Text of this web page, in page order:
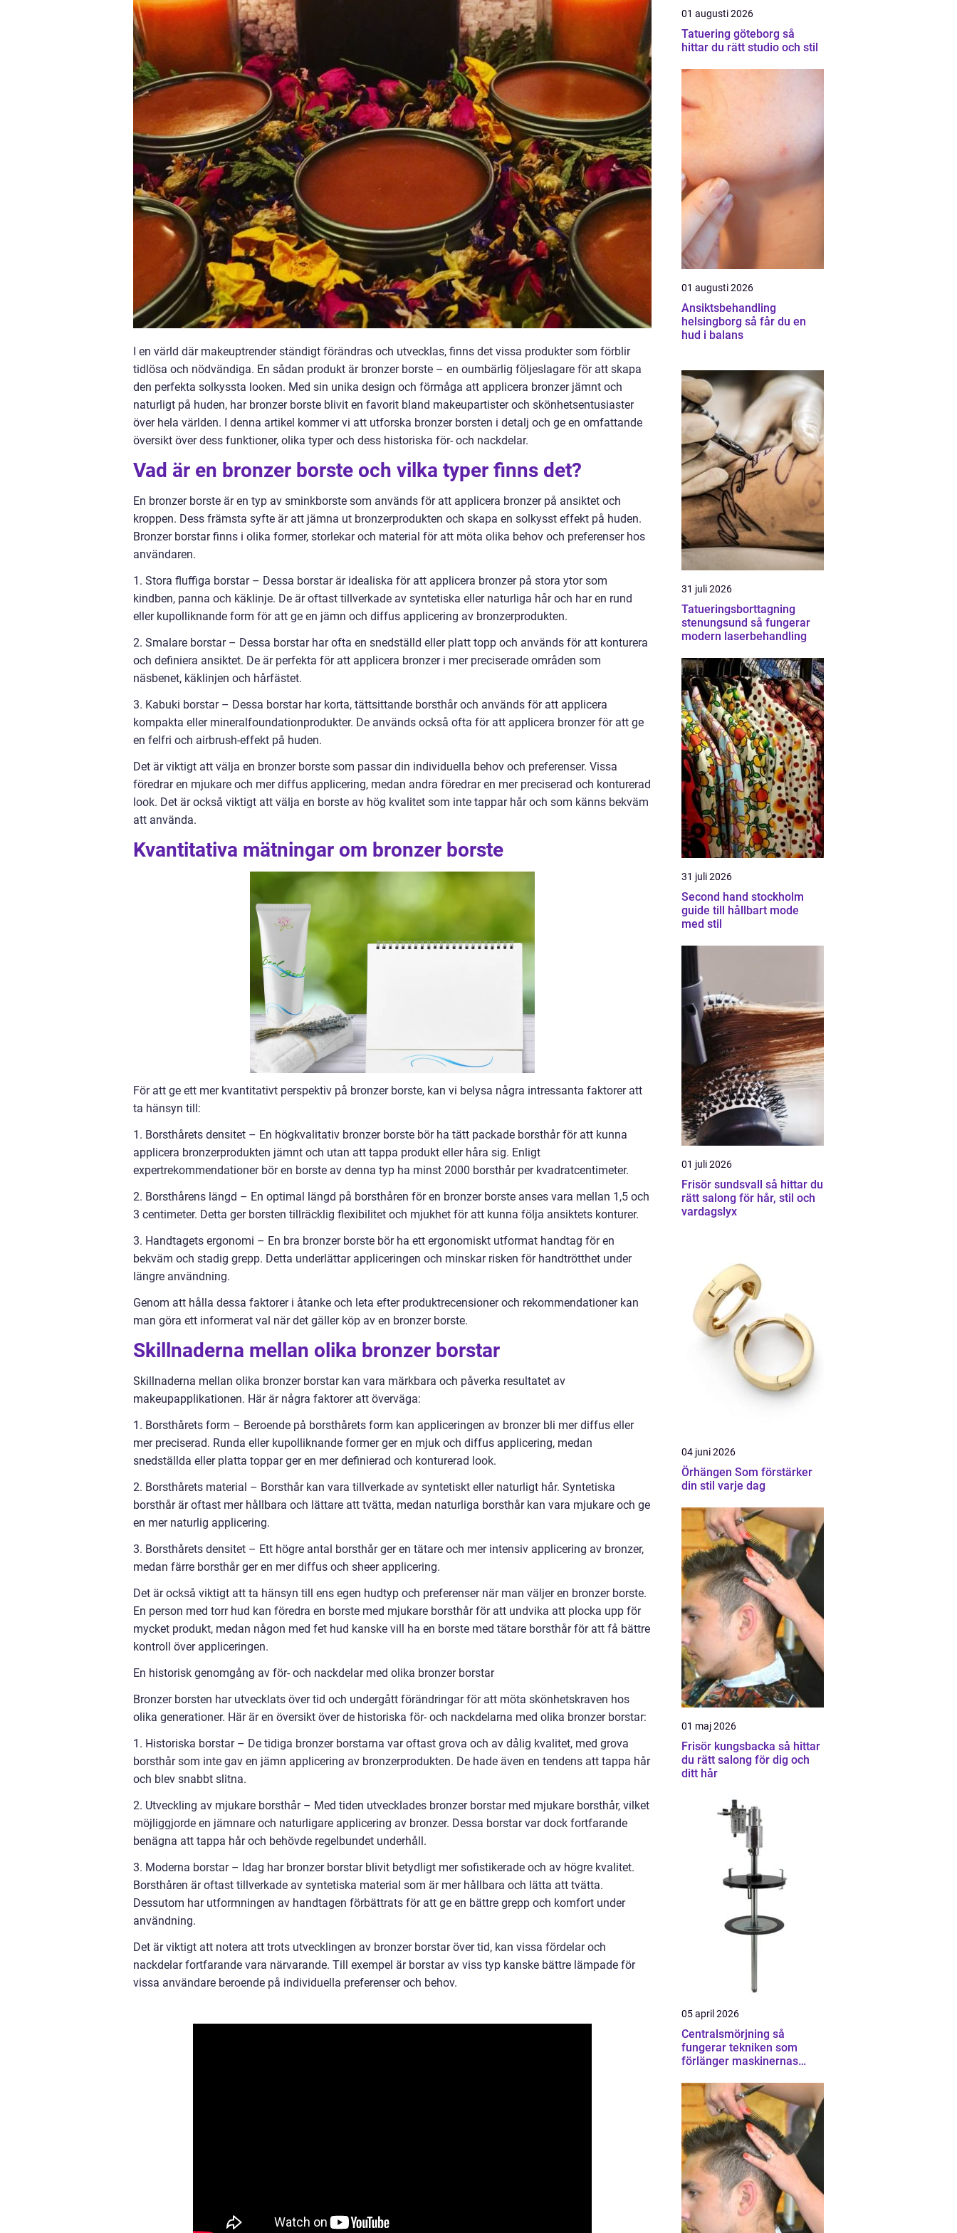
I en värld där makeuptrender ständigt förändras och utvecklas, finns det vissa produkter som förblir
tidlösa och nödvändiga. En sådan produkt är bronzer borste – en oumbärlig följeslagare för att skapa
den perfekta solkyssta looken. Med sin unika design och förmåga att applicera bronzer jämnt och
naturligt på huden, har bronzer borste blivit en favorit bland makeupartister och skönhetsentusiaster
över hela världen. I denna artikel kommer vi att utforska bronzer borsten i detalj och ge en omfattande
översikt över dess funktioner, olika typer och dess historiska för- och nackdelar.
Vad är en bronzer borste och vilka typer finns det?
En bronzer borste är en typ av sminkborste som används för att applicera bronzer på ansiktet och
kroppen. Dess främsta syfte är att jämna ut bronzerprodukten och skapa en solkysst effekt på huden.
Bronzer borstar finns i olika former, storlekar och material för att möta olika behov och preferenser hos
användaren.
1. Stora fluffiga borstar – Dessa borstar är idealiska för att applicera bronzer på stora ytor som
kindben, panna och käklinje. De är oftast tillverkade av syntetiska eller naturliga hår och har en rund
eller kupolliknande form för att ge en jämn och diffus applicering av bronzerprodukten.
2. Smalare borstar – Dessa borstar har ofta en snedställd eller platt topp och används för att konturera
och definiera ansiktet. De är perfekta för att applicera bronzer i mer preciserade områden som
näsbenet, käklinjen och hårfästet.
3. Kabuki borstar – Dessa borstar har korta, tättsittande borsthår och används för att applicera
kompakta eller mineralfoundationprodukter. De används också ofta för att applicera bronzer för att ge
en felfri och airbrush-effekt på huden.
Det är viktigt att välja en bronzer borste som passar din individuella behov och preferenser. Vissa
föredrar en mjukare och mer diffus applicering, medan andra föredrar en mer preciserad och konturerad
look. Det är också viktigt att välja en borste av hög kvalitet som inte tappar hår och som känns bekväm
att använda.
Kvantitativa mätningar om bronzer borste
För att ge ett mer kvantitativt perspektiv på bronzer borste, kan vi belysa några intressanta faktorer att
ta hänsyn till:
1. Borsthårets densitet – En högkvalitativ bronzer borste bör ha tätt packade borsthår för att kunna
applicera bronzerprodukten jämnt och utan att tappa produkt eller håra sig. Enligt
expertrekommendationer bör en borste av denna typ ha minst 2000 borsthår per kvadratcentimeter.
2. Borsthårens längd – En optimal längd på borsthåren för en bronzer borste anses vara mellan 1,5 och
3 centimeter. Detta ger borsten tillräcklig flexibilitet och mjukhet för att kunna följa ansiktets konturer.
3. Handtagets ergonomi – En bra bronzer borste bör ha ett ergonomiskt utformat handtag för en
bekväm och stadig grepp. Detta underlättar appliceringen och minskar risken för handtrötthet under
längre användning.
Genom att hålla dessa faktorer i åtanke och leta efter produktrecensioner och rekommendationer kan
man göra ett informerat val när det gäller köp av en bronzer borste.
Skillnaderna mellan olika bronzer borstar
Skillnaderna mellan olika bronzer borstar kan vara märkbara och påverka resultatet av
makeupapplikationen. Här är några faktorer att överväga:
1. Borsthårets form – Beroende på borsthårets form kan appliceringen av bronzer bli mer diffus eller
mer preciserad. Runda eller kupolliknande former ger en mjuk och diffus applicering, medan
snedställda eller platta toppar ger en mer definierad och konturerad look.
2. Borsthårets material – Borsthår kan vara tillverkade av syntetiskt eller naturligt hår. Syntetiska
borsthår är oftast mer hållbara och lättare att tvätta, medan naturliga borsthår kan vara mjukare och ge
en mer naturlig applicering.
3. Borsthårets densitet – Ett högre antal borsthår ger en tätare och mer intensiv applicering av bronzer,
medan färre borsthår ger en mer diffus och sheer applicering.
Det är också viktigt att ta hänsyn till ens egen hudtyp och preferenser när man väljer en bronzer borste.
En person med torr hud kan föredra en borste med mjukare borsthår för att undvika att plocka upp för
mycket produkt, medan någon med fet hud kanske vill ha en borste med tätare borsthår för att få bättre
kontroll över appliceringen.
En historisk genomgång av för- och nackdelar med olika bronzer borstar
Bronzer borsten har utvecklats över tid och undergått förändringar för att möta skönhetskraven hos
olika generationer. Här är en översikt över de historiska för- och nackdelarna med olika bronzer borstar:
1. Historiska borstar – De tidiga bronzer borstarna var oftast grova och av dålig kvalitet, med grova
borsthår som inte gav en jämn applicering av bronzerprodukten. De hade även en tendens att tappa hår
och blev snabbt slitna.
2. Utveckling av mjukare borsthår – Med tiden utvecklades bronzer borstar med mjukare borsthår, vilket
möjliggjorde en jämnare och naturligare applicering av bronzer. Dessa borstar var dock fortfarande
benägna att tappa hår och behövde regelbundet underhåll.
3. Moderna borstar – Idag har bronzer borstar blivit betydligt mer sofistikerade och av högre kvalitet.
Borsthåren är oftast tillverkade av syntetiska material som är mer hållbara och lätta att tvätta.
Dessutom har utformningen av handtagen förbättrats för att ge en bättre grepp och komfort under
användning.
Det är viktigt att notera att trots utvecklingen av bronzer borstar över tid, kan vissa fördelar och
nackdelar fortfarande vara närvarande. Till exempel är borstar av viss typ kanske bättre lämpade för
vissa användare beroende på individuella preferenser och behov.
01 augusti 2026
Tatuering göteborg så
hittar du rätt studio och stil
01 augusti 2026
Ansiktsbehandling
helsingborg så får du en
hud i balans
31 juli 2026
Tatueringsborttagning
stenungsund så fungerar
modern laserbehandling
31 juli 2026
Second hand stockholm
guide till hållbart mode
med stil
01 juli 2026
Frisör sundsvall så hittar du
rätt salong för hår, stil och
vardagslyx
04 juni 2026
Örhängen Som förstärker
din stil varje dag
01 maj 2026
Frisör kungsbacka så hittar
du rätt salong för dig och
ditt hår
05 april 2026
Centralsmörjning så
fungerar tekniken som
förlänger maskinernas